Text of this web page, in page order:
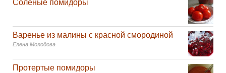
Соленые помидоры
Варенье из малины с красной смородиной
Елена Молодова
Протертые помидоры